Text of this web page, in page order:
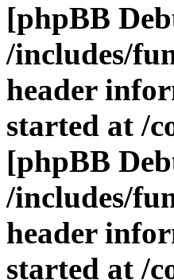
[phpBB
/includes/
header
started at /
[phpBB
/includes/
header
started at /